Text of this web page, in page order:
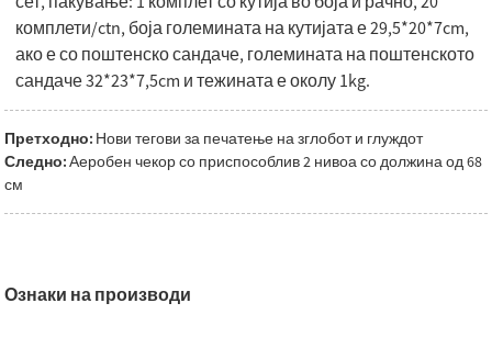
комплети/ctn, боја големината на кутијата е 29,5*20*7cm,
ако е со поштенско сандаче, големината на поштенското
сандаче 32*23*7,5cm и тежината е околу 1kg.
Претходно: Нови тегови за печатење на зглобот и глуждот
Следно:Аеробен чекор со приспособлив 2 нивоа со должина од 68
см
Ознаки на производи